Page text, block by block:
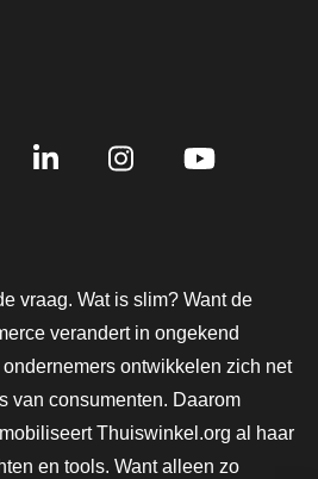
vraag. Wat is slim? Want de
verandert in ongekend
ontwikkelen zich net
van consumenten. Daarom
Thuiswinkel.org al haar
en tools. Want alleen zo